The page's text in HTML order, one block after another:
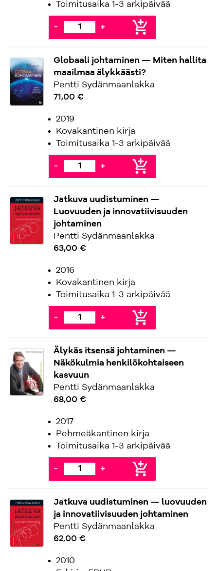
Toimitusaika 1-3 arkipäivää
- + add_shopping_cart
Globaali johtaminen — Miten hallita
maailmaa älykkäästi?
Pentti Sydänmaanlakka
71,00 €
2019
Kovakantinen kirja
Toimitusaika 1-3 arkipäivää
- + add_shopping_cart
Jatkuva uudistuminen —
Luovuuden ja innovatiivisuuden
johtaminen
Pentti Sydänmaanlakka
63,00 €
2016
Kovakantinen kirja
Toimitusaika 1-3 arkipäivää
- + add_shopping_cart
Älykäs itsensä johtaminen —
Näkökulmia henkilökohtaiseen
kasvuun
Pentti Sydänmaanlakka
68,00 €
2017
Pehmeäkantinen kirja
Toimitusaika 1-3 arkipäivää
- + add_shopping_cart
Jatkuva uudistuminen — luovuuden
ja innovatiivisuuden johtaminen
Pentti Sydänmaanlakka
62,00 €
2010